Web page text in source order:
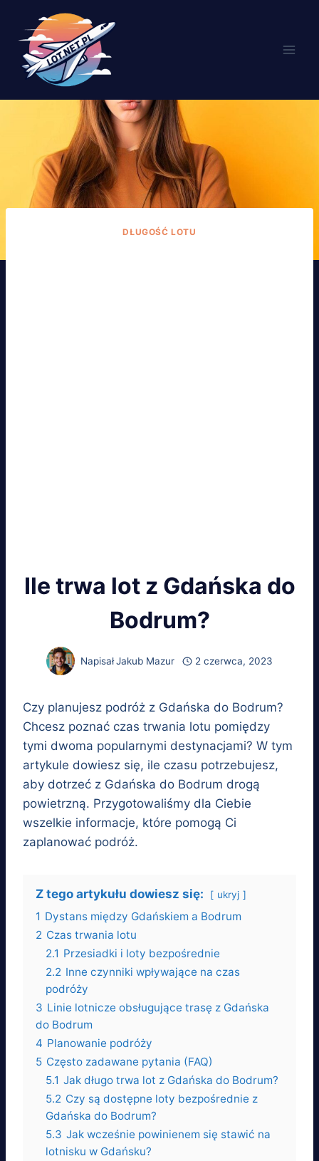
treści
DŁUGOŚĆ LOTU
Ile trwa lot z Gdańska do
Bodrum?
NapisałJakub Mazur 2 czerwca, 2023
Czy planujesz podróż z Gdańska do Bodrum?
Chcesz poznać czas trwania lotu pomiędzy
tymi dwoma popularnymi destynacjami? W tym
artykule dowiesz się, ile czasu potrzebujesz,
aby dotrzeć z Gdańska do Bodrum drogą
powietrzną. Przygotowaliśmy dla Ciebie
wszelkie informacje, które pomogą Ci
zaplanować podróż.
Z tego artykułu dowiesz się: ukryj
1 Dystans między Gdańskiem a Bodrum
2 Czas trwania lotu
2.1 Przesiadki i loty bezpośrednie
2.2 Inne czynniki wpływające na czas
podróży
3 Linie lotnicze obsługujące trasę z Gdańska
do Bodrum
4 Planowanie podróży
5 Często zadawane pytania (FAQ)
5.1 Jak długo trwa lot z Gdańska do Bodrum?
5.2 Czy są dostępne loty bezpośrednie z
Gdańska do Bodrum?
5.3 Jak wcześnie powinienem się stawić na
lotnisku w Gdańsku?